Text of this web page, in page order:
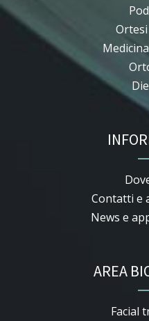
Contatti e
News e
AREA
Facial